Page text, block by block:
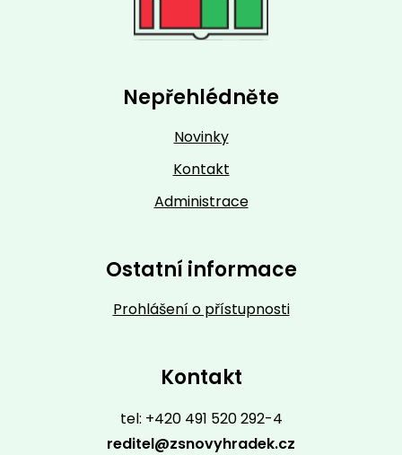
Nepřehlédněte
Novinky
Kontakt
Administrace
Ostatní informace
Prohlášení o přístupnosti
Kontakt
tel: +420 491 520 292-4
reditel@zsnovyhradek.cz